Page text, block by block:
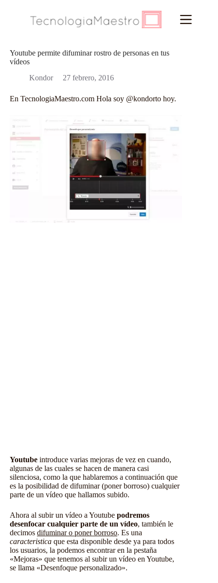
Youtube permite difuminar rostro de personas en tus
vídeos
Kondor
27 febrero, 2016
En TecnologiaMaestro.com Hola soy @kondorto hoy.
Youtube introduce varias mejoras de vez en cuando,
algunas de las cuales se hacen de manera casi
silenciosa, como la que hablaremos a continuación que
es la posibilidad de difuminar (poner borroso) cualquier
parte de un vídeo que hallamos subido.
Ahora al subir un vídeo a Youtube podremos
desenfocar cualquier parte de un vídeo, también le
decimos difuminar o poner borroso. Es una
caracteristica que esta disponible desde ya para todos
los usuarios, la podemos encontrar en la pestaña
«Mejoras» que tenemos al subir un vídeo en Youtube,
se llama «Desenfoque personalizado».